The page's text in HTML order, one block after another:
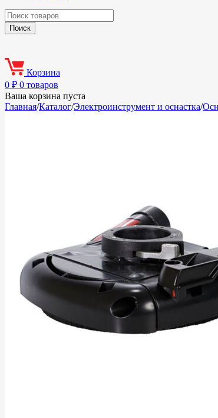
Корзина
0 ₽ 0 товаров
Ваша корзина пуста
Главная/Каталог/Электроинструмент и оснастка/